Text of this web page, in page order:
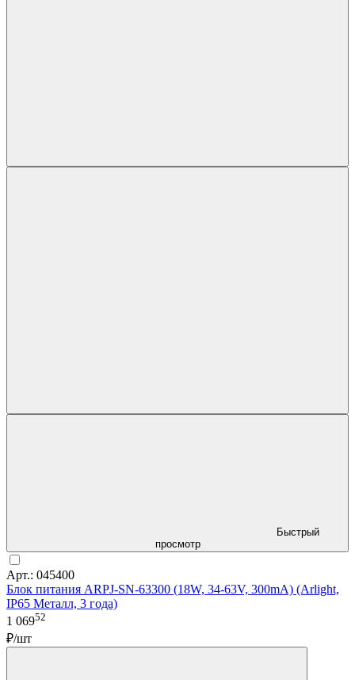
Быстрый
просмотр
Арт.: 045400
Блок питания ARPJ-SN-63300 (18W, 34-63V, 300mA) (Arlight,
IP65 Металл, 3 года)
1 06952
₽/шт